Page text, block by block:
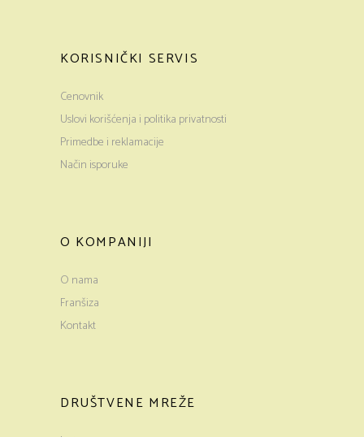
KORISNIČKI SERVIS
Cenovnik
Uslovi korišćenja i politika privatnosti
Primedbe i reklamacije
Način isporuke
O KOMPANIJI
O nama
Franšiza
Kontakt
DRUŠTVENE MREŽE